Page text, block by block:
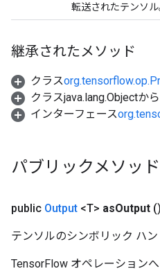
転送されたテンソル
継承されたメソッド
クラス
クラスjava.lang.Objectから
インターフェース
パブリックメソッド
public Output <T> asOutput ()
テンソルのシンボリック ハン
TensorFlow オペレーション